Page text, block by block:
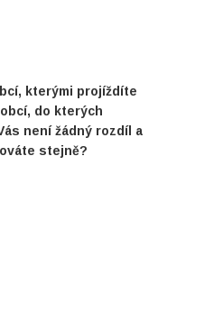
kterými projíždíte
do kterých
není žádný rozdíl a
stejně?